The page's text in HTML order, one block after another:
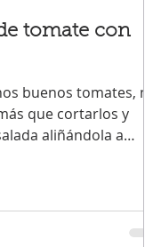
tomate con
buenos tomates, no
que cortarlos y
aliñándola a